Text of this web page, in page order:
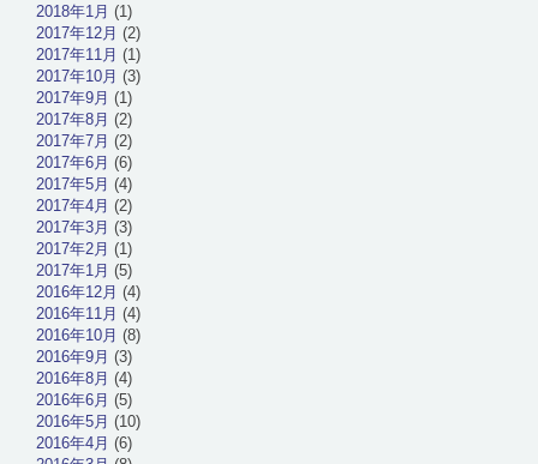
2018年1月 (1)
2017年12月 (2)
2017年11月 (1)
2017年10月 (3)
2017年9月 (1)
2017年8月 (2)
2017年7月 (2)
2017年6月 (6)
2017年5月 (4)
2017年4月 (2)
2017年3月 (3)
2017年2月 (1)
2017年1月 (5)
2016年12月 (4)
2016年11月 (4)
2016年10月 (8)
2016年9月 (3)
2016年8月 (4)
2016年6月 (5)
2016年5月 (10)
2016年4月 (6)